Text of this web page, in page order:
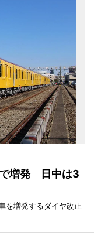
で増発 日中は3
を増発するダイヤ改正